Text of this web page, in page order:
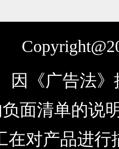
因《广告法
面清单的说
在对产品进